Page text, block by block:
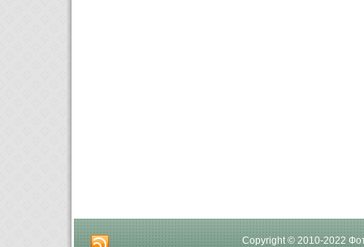
Copyright © 2010-2022